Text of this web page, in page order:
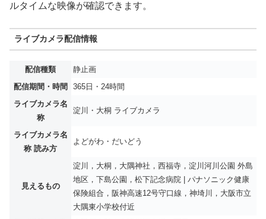
ルタイムな映像が確認できます。
ライブカメラ配信情報
配信種類
静止画
配信期間・時間
365日・24時間
ライブカメラ名
称
淀川・大桐 ライブカメラ
ライブカメラ名
称 読み方
よどがわ・だいどう
見えるもの
淀川，大桐，大隅神社，西福寺，淀川河川公園 外島
地区，下島公園，松下記念病院 | パナソニック健康
保険組合，阪神高速12号守口線，神埼川，大阪市立
大隅東小学校付近